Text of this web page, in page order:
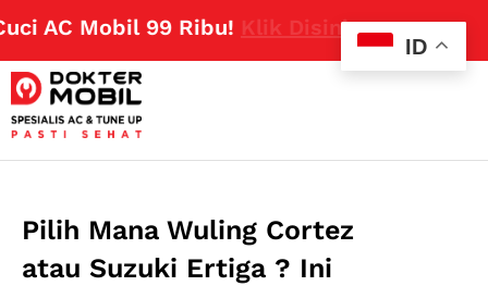
Mobil 99 Ribu!Klik Disini
Pilih Mana Wuling Cortez
atau Suzuki Ertiga ? Ini
ID